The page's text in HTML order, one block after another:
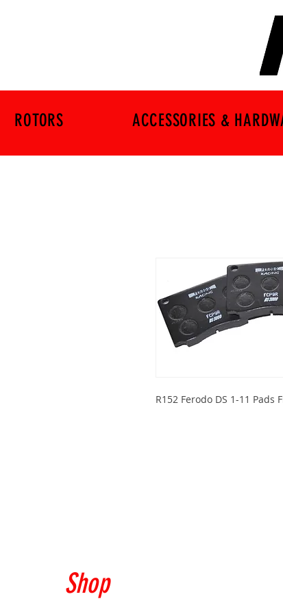
ROTORS ACCESSORIES &
R152 Ferodo DS 1-11 Pads
Shop